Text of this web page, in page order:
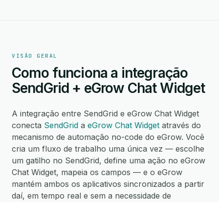
VISÃO GERAL
Como funciona a integração
SendGrid + eGrow Chat Widget
A integração entre SendGrid e eGrow Chat Widget
conecta SendGrid a eGrow Chat Widget através do
mecanismo de automação no-code do eGrow. Você
cria um fluxo de trabalho uma única vez — escolhe
um gatilho no SendGrid, define uma ação no eGrow
Chat Widget, mapeia os campos — e o eGrow
mantém ambos os aplicativos sincronizados a partir
daí, em tempo real e sem a necessidade de